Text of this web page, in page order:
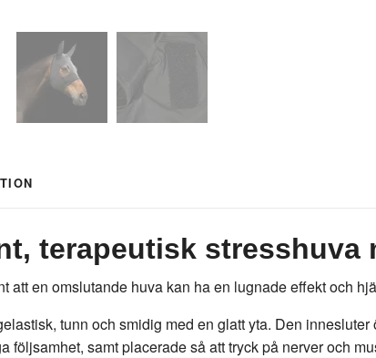
terapeutisk stresshuva
att en omslutande huva kan ha en lugnade effekt och
tunn och smidig med en glatt yta. Den
följsamhet, samt placerade så att tryck på nerver och